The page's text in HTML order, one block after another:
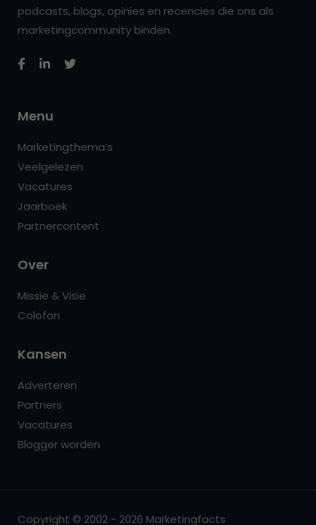
podcasts, blogs, opinies en recencies die ons als
marketingcommunity binden.
Menu
Marketingthema’s
Veelgelezen
Vacatures
Jaarboek
Partnercontent
Over
Missie & Visie
Colofon
Kansen
Adverteren
Partners
Vacatures
Blogger worden
Copyright © 2002 - 2026 Marketingfacts